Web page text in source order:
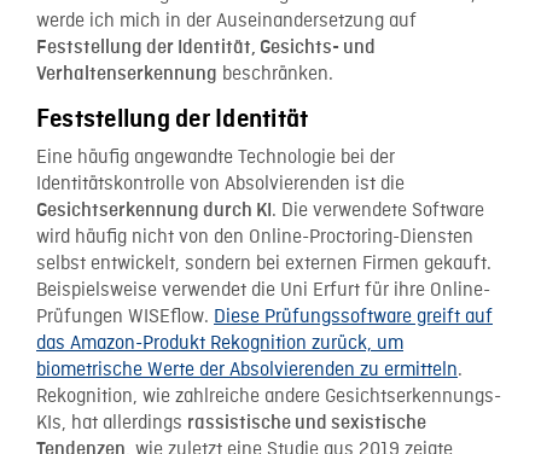
werde ich mich in der Auseinandersetzung auf
Feststellung der Identität, Gesichts- und
Verhaltenserkennung beschränken.
Feststellung der Identität
Eine häufig angewandte Technologie bei der
Identitätskontrolle von Absolvierenden ist die
Gesichtserkennung durch KI . Die verwendete Software
wird häufig nicht von den Online-Proctoring-Diensten
selbst entwickelt, sondern bei externen Firmen gekauft.
Beispielsweise verwendet die Uni Erfurt für ihre Online-
Prüfungen WISEflow. Diese Prüfungssoftware greift auf
das Amazon-Produkt Rekognition zurück, um
biometrische Werte der Absolvierenden zu ermitteln.
Rekognition, wie zahlreiche andere Gesichtserkennungs-
KIs, hat allerdings rassistische und sexistische
Tendenzen